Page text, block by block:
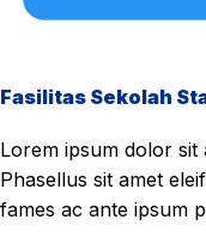
Fasilitas Sekolah
Lorem ipsum dolor sit
Phasellus sit amet
fames ac ante ipsum